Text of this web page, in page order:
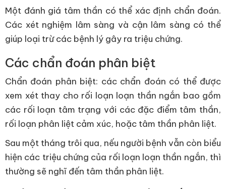
Một đánh giá tâm thần có thể xác định chẩn đoán.
Các xét nghiệm lâm sàng và cận lâm sàng có thể
giúp loại trừ các bệnh lý gây ra triệu chứng.
Các chẩn đoán phân biệt
Chẩn đoán phân biệt: các chẩn đoán có thể được
xem xét thay cho rối loạn loạn thần ngắn bao gồm
các rối loạn tâm trạng với các đặc điểm tâm thần,
rối loạn phân liệt cảm xúc, hoặc tâm thần phân liệt.
Sau một tháng trôi qua, nếu người bệnh vẫn còn biểu
hiện các triệu chứng của rối loạn loạn thần ngắn, thì
thường sẽ nghĩ đến tâm thần phân liệt.